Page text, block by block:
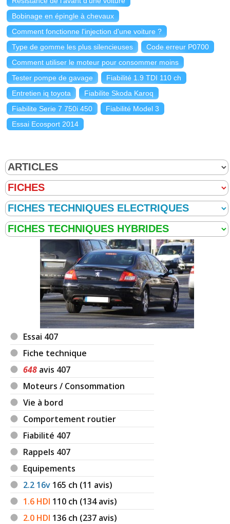
Bobinage en épingle à chevaux
Comment fonctionne l'injection d'une voiture ?
Type de gomme les plus silencieuses
Code erreur P0700
Comment utiliser le moteur pour consommer moins
Tester pompe de gavage
Fiabilité 1.9 TDI 110 ch
Entretien iq toyota
Fiabilite Skoda Karoq
Fiabilite Serie 7 750i 450
Fiabilité Model 3
Essai Ecosport 2014
Essai 407
Fiche technique
648 avis 407
Moteurs / Consommation
Vie à bord
Comportement routier
Fiabilité 407
Rappels 407
Equipements
2.2 16v 165 ch (11 avis)
1.6 HDI 110 ch (134 avis)
2.0 HDI 136 ch (237 avis)